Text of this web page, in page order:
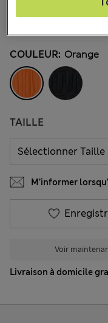
Tous les prix incluent les
COULEUR: Orange
TAILLE
M’informer
Voir
Livraison à domicile